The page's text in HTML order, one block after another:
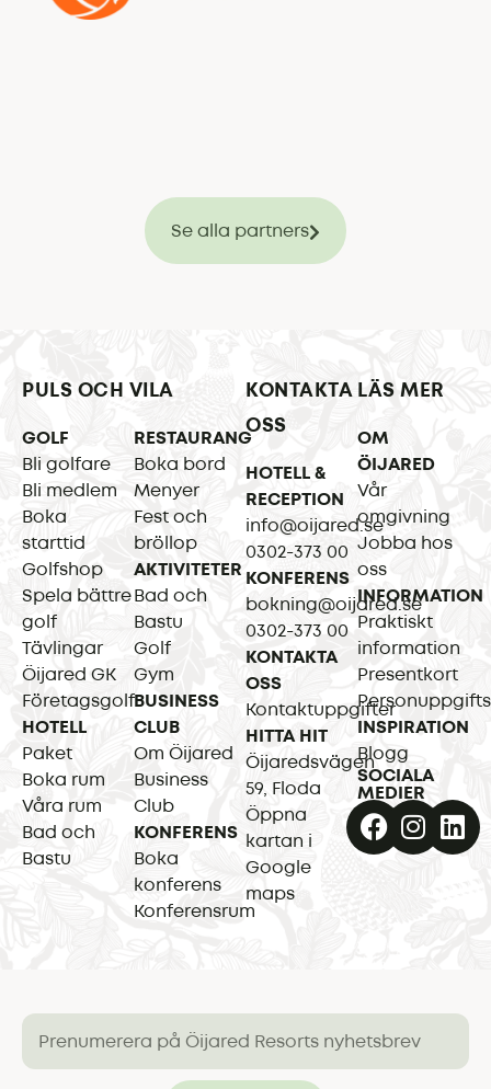
Se alla partners
PULS OCH VILA
GOLF
Bli golfare
Bli medlem
Boka
starttid
Golfshop
Spela bättre
golf
Tävlingar
Öijared GK
Företagsgolf
HOTELL
Paket
Boka rum
Våra rum
Bad och
Bastu
RESTAURANG
Boka bord
Menyer
Fest och
bröllop
AKTIVITETER
Bad och
Bastu
Golf
Gym
BUSINESS
CLUB
Om Öijared
Business
Club
KONFERENS
Boka
konferens
Konferensrum
KONTAKTA
OSS
HOTELL &
RECEPTION
info@oijared.se
0302-373 00
KONFERENS
bokning@oijared.se
0302-373 00
KONTAKTA
OSS
Kontaktuppgifter
HITTA HIT
Öijaredsvägen
59, Floda
Öppna
kartan i
Google
maps
LÄS MER
OM
ÖIJARED
Vår
omgivning
Jobba hos
oss
INFORMATION
Praktiskt
information
Presentkort
INSPIRATION
Blogg
SOCIALA
MEDIER